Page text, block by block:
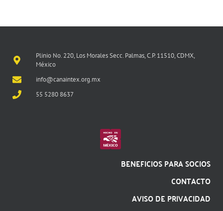
Plinio No. 220, Los Morales Secc. Palmas, C.P. 11510, CDMX,
México
info@canaintex.org.mx
55 5280 8637
BENEFICIOS PARA SOCIOS
CONTACTO
AVISO DE PRIVACIDAD